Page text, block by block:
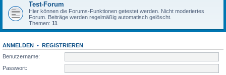
Test-Forum
Hier können die Forums-Funktionen getestet werden. Nicht moderiertes
Forum. Beiträge werden regelmäßig automatisch gelöscht.
Themen: 11
ANMELDEN •
REGISTRIEREN
Benutzername:
Passwort: